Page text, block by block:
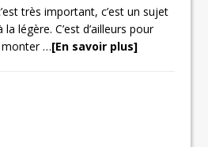
très important, c’est un sujet
légère. C’est d’ailleurs pour
monter…[En savoir plus]